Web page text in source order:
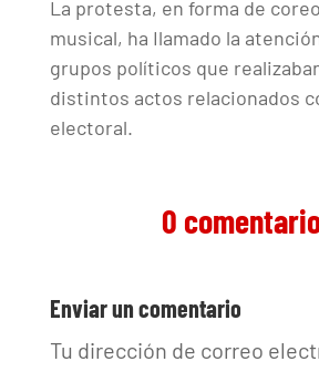
La protesta, en forma de
musical, ha Ilamado la
grupos políticos que
distintos actos relacionados
electoral.
0
Enviar un comentario
Tu dirección de correo